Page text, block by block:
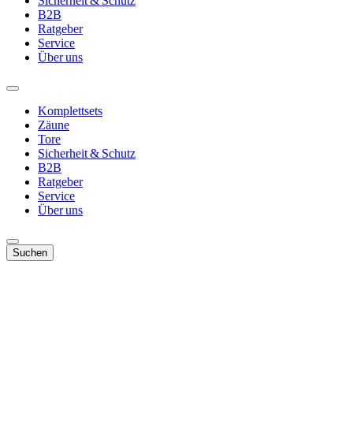
B2B
Ratgeber
Service
Über uns
Komplettsets
Zäune
Tore
Sicherheit & Schutz
B2B
Ratgeber
Service
Über uns
Suchen